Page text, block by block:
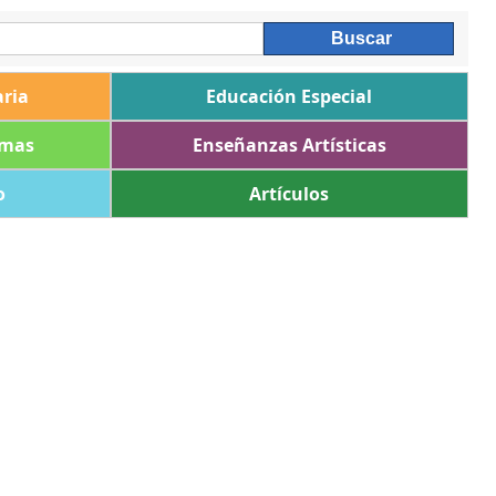
Educación Especial
Enseñanzas Artísticas
Artículos